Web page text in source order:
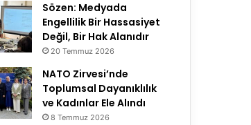
Sözen: Medyada
Engellilik Bir Hassasiyet
Değil, Bir Hak Alanıdır
20 Temmuz 2026
NATO Zirvesi’nde
Toplumsal Dayanıklılık
ve Kadınlar Ele Alındı
8 Temmuz 2026